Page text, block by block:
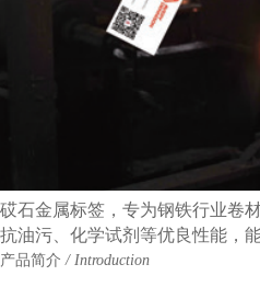
砹石金属标签，专为钢铁行业卷
抗油污、化学试剂等优良性能，
产品简介 / Introduction